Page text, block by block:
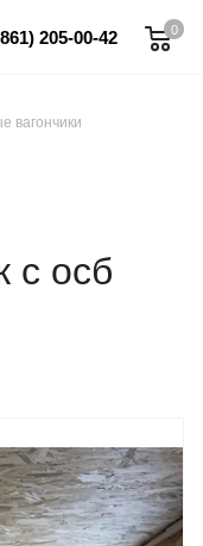
0
205-00-42
вагончики
с осб